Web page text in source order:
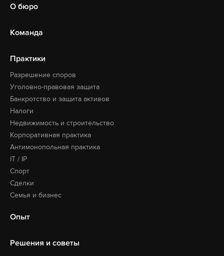
О бюро
Команда
Практики
Разрешение споров
Уголовно-правовая защита
Банкротство и защита активов
Налоги
Недвижимость и строительство
Корпоративная практика
Антимонопольная практика
IT / IP
Спорт
Сделки
Семья и бизнес
Опыт
Решения и советы